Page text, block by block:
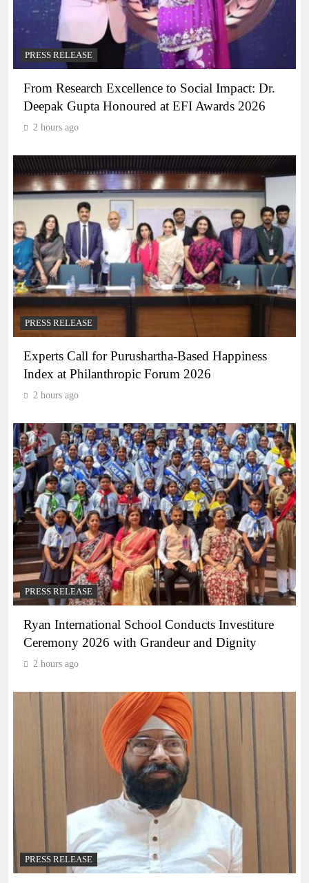
PRESS RELEASE
From Research Excellence to Social Impact: Dr.
Deepak Gupta Honoured at EFI Awards 2026
2 hours ago
PRESS RELEASE
Experts Call for Purushartha-Based Happiness
Index at Philanthropic Forum 2026
2 hours ago
PRESS RELEASE
Ryan International School Conducts Investiture
Ceremony 2026 with Grandeur and Dignity
2 hours ago
PRESS RELEASE